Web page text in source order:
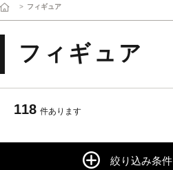
> フィギュア
フィギュア
118 件あります
絞り込み条件